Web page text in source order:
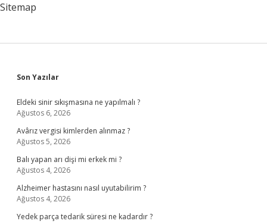
Sitemap
Sidebar
Son Yazılar
Eldeki sinir sıkışmasına ne yapılmalı ?
Ağustos 6, 2026
Avârız vergisi kimlerden alınmaz ?
Ağustos 5, 2026
Balı yapan arı dişi mi erkek mi ?
Ağustos 4, 2026
Alzheimer hastasını nasıl uyutabilirim ?
Ağustos 4, 2026
Yedek parça tedarik süresi ne kadardır ?